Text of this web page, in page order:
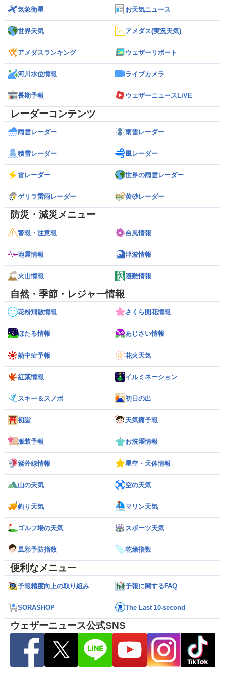
気象衛星 お天気ニュース
世界天気 アメダス(実況天気)
アメダスランキング ウェザーリポート
河川水位情報 ライブカメラ
長期予報 ウェザーニュースLiVE
レーダーコンテンツ
雨雲レーダー 雨雪レーダー
積雪レーダー 風レーダー
雷レーダー 世界の雨雲レーダー
ゲリラ雷雨レーダー 黄砂レーダー
防災・減災メニュー
警報・注意報 台風情報
地震情報 津波情報
火山情報 避難情報
自然・季節・レジャー情報
花粉飛散情報 さくら開花情報
ほたる情報 あじさい情報
熱中症予報 花火天気
紅葉情報 イルミネーション
スキー＆スノボ 初日の出
初詣 天気痛予報
服装予報 お洗濯情報
紫外線情報 星空・天体情報
山の天気 空の天気
釣り天気 マリン天気
ゴルフ場の天気 スポーツ天気
風邪予防指数 乾燥指数
便利なメニュー
予報精度向上の取り組み 予報に関するFAQ
SORASHOP The Last 10-second
ウェザーニュース公式SNS